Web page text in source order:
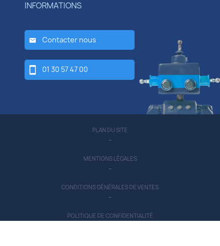
INFORMATIONS
Contacter nous
01 30 57 47 00
PLAN DU SITE
-
MENTIONS LÉGALES
-
CONDITIONS GÉNÉRALES DE VENTES
-
POLITIQUE DE CONFIDENTIALITÉ